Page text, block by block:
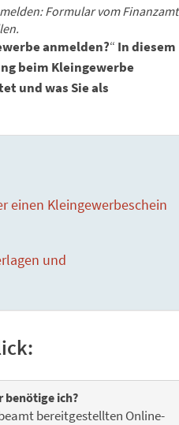
Formular vom Finanzamt
anmelden?“ In diesem
beim Kleingewerbe
und was Sie als
einen Kleingewerbeschein
und
benötige ich?
bereitgestellten Online-